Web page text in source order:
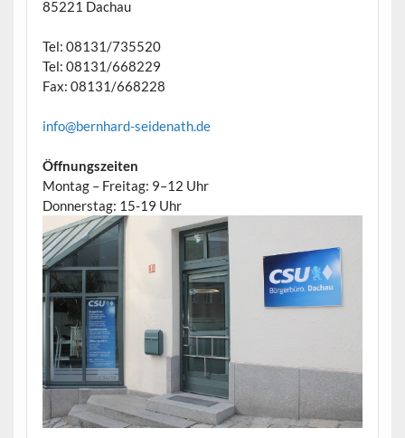
85221 Dachau
Tel: 08131/735520
Tel: 08131/668229
Fax: 08131/668228
info@bernhard-seidenath.de
Öffnungszeiten
Montag – Freitag: 9–12 Uhr
Donnerstag: 15-19 Uhr